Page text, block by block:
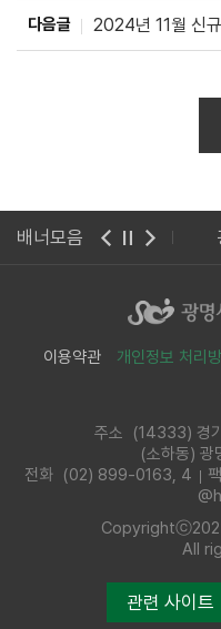
다음글 2024년 11월 신
배너모음
이버 연수원
이용약관 개인정보 처리
주소 (14333) 경
(소하동) 광
전화 (02) 899-0163, 4
Copyrightⓒ2023
All
관련 사이트